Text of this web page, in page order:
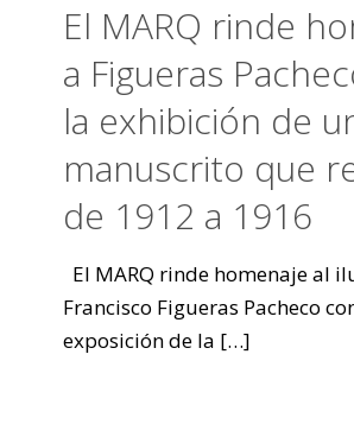
El MARQ rinde
a Figueras
la exhibición de
manuscrito que
de 1912 a 1916
El MARQ rinde homenaje al
Francisco Figueras Pacheco
exposición de la […]